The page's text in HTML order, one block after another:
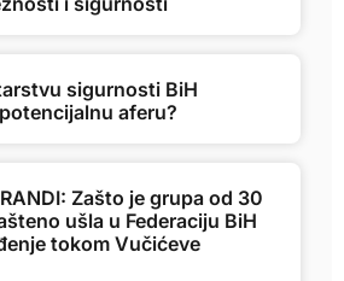
sigurnosti BiH
aferu?
Zašto je grupa od 30
ušla u Federaciju BiH
tokom Vučićeve